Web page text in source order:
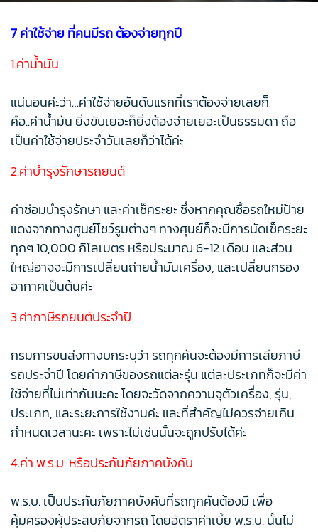
7 ค่าใช้จ่าย ที่คนมีรถ ต้องจ่ายทุกปี
1.ค่าน้ำมัน
แน่นอนค่ะว่า…ค่าใช้จ่ายอันดับแรกที่เราต้องจ่ายเลยก็
คือ..ค่าน้ำมัน ยิ่งขับเยอะก็ยิ่งต้องจ่ายเยอะเป็นธรรมดา ถือ
เป็นค่าใช้จ่ายประจำวันเลยก็ว่าได้ค่ะ
2.ค่าบำรุงรักษารถยนต์
ค่าซ่อมบำรุงรักษา และค่าเช็คระยะ ซึ่งหากคุณซื้อรถใหม่ป้าย
แดงจากทางศูนย์โชว์รูมต่างๆ ทางศุนย์ก็จะมีการนัดเช็คระยะ
ทุกๆ 10,000 กิโลเมตร หรือประมาณ 6-12 เดือน และส่วน
ใหญ่อาจจะมีการเปลี่ยนถ่ายน้ำมันเครื่อง, และเปลี่ยนกรอง
อากาศเป็นต้นค่ะ
3.ค่าภาษีรถยนต์ประจำปี
กรมการขนส่งทางบกระบุว่า รถทุกคันจะต้องมีการเสียภาษี
รถประจำปี โดยค่าภาษีของรถแต่ละรุ่น แต่ละประเภทก็จะมีค่า
ใช้จ่ายที่ไม่เท่ากันนะคะ โดยจะวัดจากความจุตัวเครื่อง, รุ่น,
ประเภท, และระยะการใช้งานค่ะ และที่สำคัญไม่ควรจ่ายเกิน
กำหนดเวลานะคะ เพราะไม่เช่นนั้นจะถูกปรับได้ค่ะ
4.ค่า พ.ร.บ. หรือประกันภัยภาคบังคับ
พ.ร.บ. เป็นประกันภัยภาคบังคับที่รถทุกคันต้องมี เพื่อ
คุ้มครองผู้ประสบภัยจากรถ โดยอัตราค่าเบี้ย พ.ร.บ. นั้นไม่